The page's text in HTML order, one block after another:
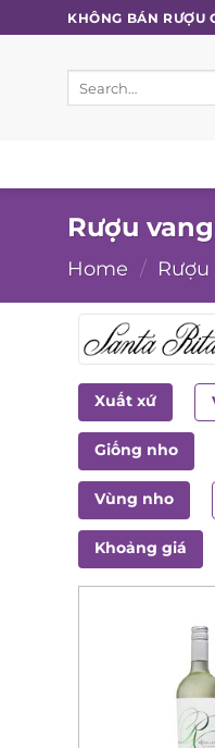
to
content
KHÔNG BÁN RƯỢU
Rượu
Home /
Xuất xứ
Giống nho
Vùng nho
Khoảng giá